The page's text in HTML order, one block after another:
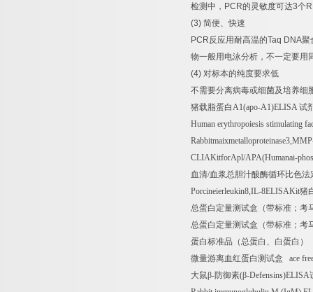
检测中， PCR的灵敏度可达3个
(3) 简便、快速
PCR反应用耐高温的Taq DNA聚
物一般用电泳分析，不一定要用
(4) 对标本的纯度要求低
不需要分离病毒或细菌及培养细
猪载脂蛋白A1(apo-A1)ELISA试
Human erythropoiesis stimulating
CLIAKitforApl/APA(Humanai-
血清/血浆总胆汁酸酶循环比色法
Porcineierleukin8,IL-8ELISAKit猪
总蛋白定量测试盒（带标准；考
总蛋白定量测试盒（带标准；考
蛋白标准品（总蛋白、白蛋白）
微量游离血红蛋白测试盒 ace
大鼠β-防御素(β-Defensins)ELISA